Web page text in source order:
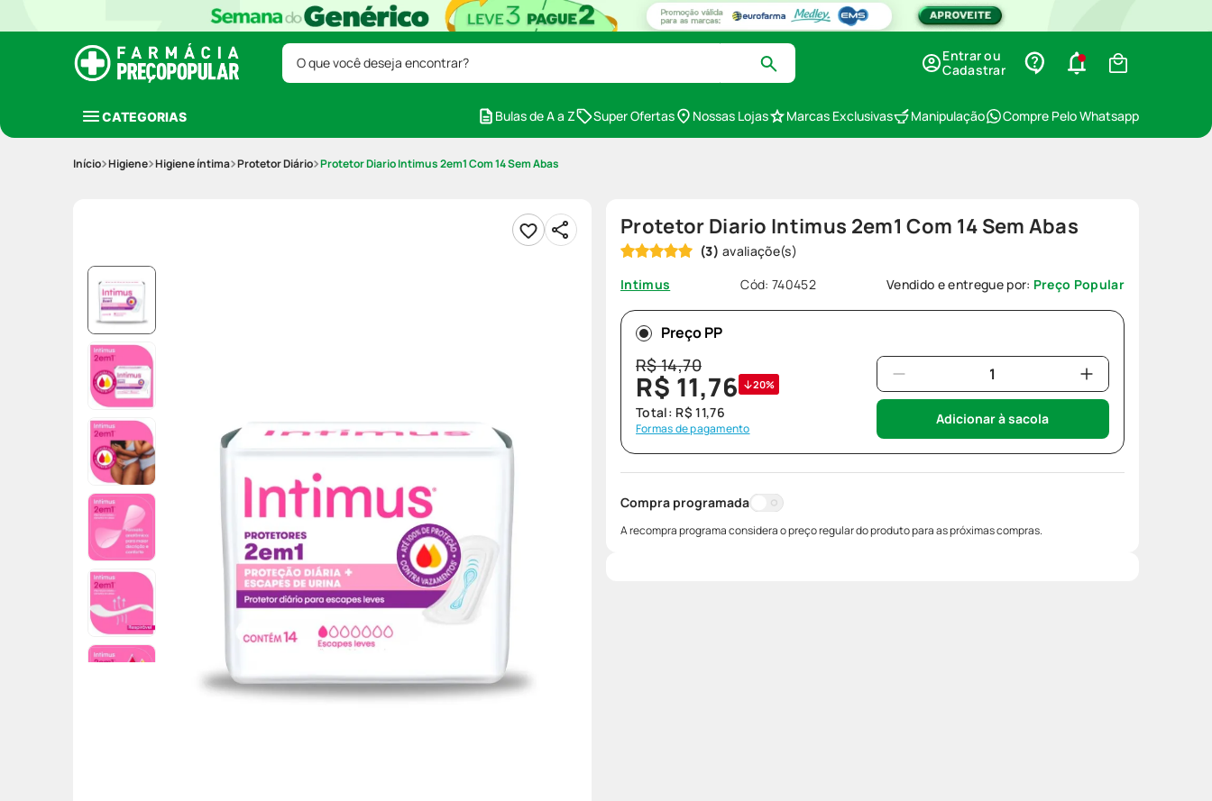
O que você deseja encontrar?
Entrar ou
Cadastrar
CATEGORIAS Bulas de A a Z Super Ofertas Nossas Lojas Marcas Exclusivas Manipulação Compre Pelo Whatsapp
Higiene Higiene íntima Protetor Diário Protetor Diario Intimus 2em1 Com 14 Sem Abas
Protetor Diario Intimus 2em1 Com 14 Sem Abas
(3)
Intimus
Cód:740452 Vendido e entregue por: Preço Popular
Preço PP
R$14,70
R$ 11,76 20%
Total: R$ 11,76
Formas de pagamento
Adicionar à sacola
Compra programada
A recompra programa considera o preço regular do produto para as próximas compras.